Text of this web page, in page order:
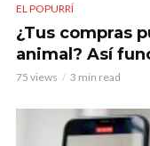
EL POPURRÍ
¿Tus compras
animal? Así
75 views 3 min read